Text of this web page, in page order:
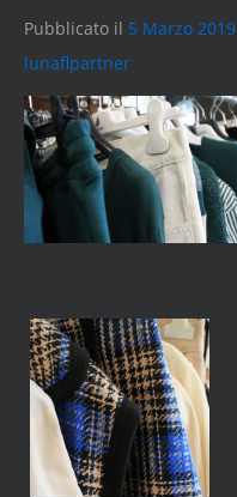
Pubblicato il 5 Marzo 2019
lunaflpartner